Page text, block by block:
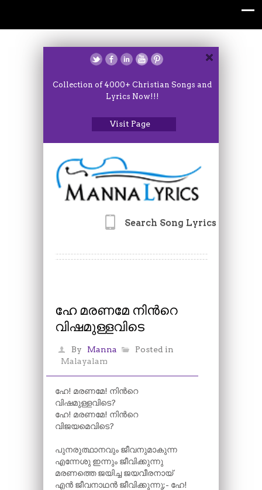
Collection of 4000+ Christian Songs and
Lyrics Now!!!
Visit Page
Search Song Lyrics
ഹേ മരണമേ നിന്‍റെ
വിഷമുള്ളവിടെ
By Manna
Posted in
Malayalam
ഹേ! മരണമേ! നിന്‍റെ
വിഷമുള്ളവിടെ?
ഹേ! മരണമേ! നിന്‍റെ
വിജയമെവിടെ?
പുനരുത്ഥാനവും ജീവനുമാകുന്ന
എന്നേശു ഇന്നും ജീവിക്കുന്നു
മരണത്തെ ജയിച്ച ജയവീരനായ്
എൻ ജീവനാഥൻ ജീവിക്കുന്നു;- ഹേ!